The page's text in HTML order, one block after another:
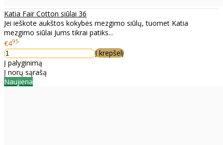
Katia Fair Cotton siūlai 36
Jei ieškote aukštos kokybės mezgimo siūlų, tuomet Katia
mezgimo siūlai Jums tikrai patiks...
€495
Į krepšelį
Į palyginimą
Į norų sąrašą
Naujiena